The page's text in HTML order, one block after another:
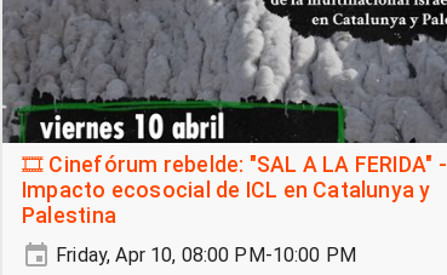
🎞️ Cinefórum rebelde: "SAL A LA FERIDA" -
Impacto ecosocial de ICL en Catalunya y
Palestina
Friday, Apr 10, 08:00 PM-10:00 PM